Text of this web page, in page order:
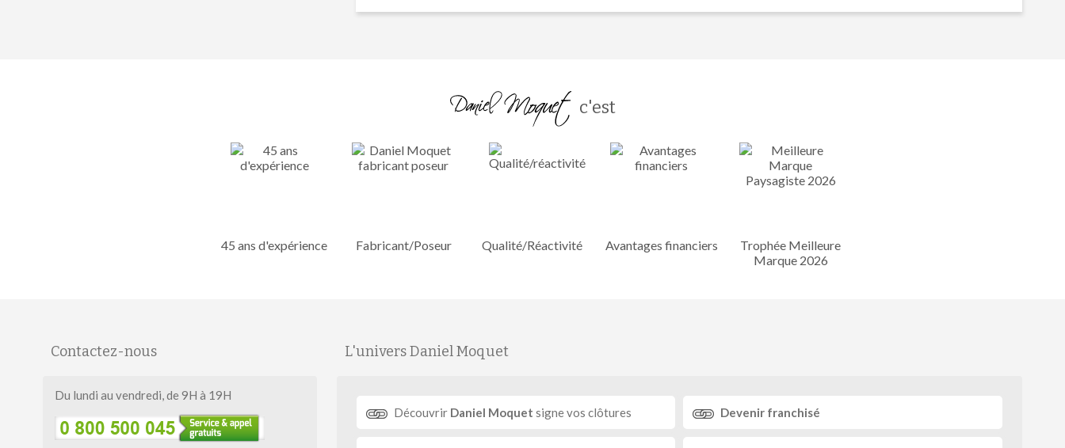
c'est
45 ans d'expérience Fabricant/Poseur Qualité/Réactivité Avantages financiers
Trophée Meilleure
Marque 2026
Contactez-nous
Du lundi au vendredi, de 9H à 19H
L'univers Daniel Moquet
Découvrir Daniel Moquet signe vos clôtures Devenir franchisé